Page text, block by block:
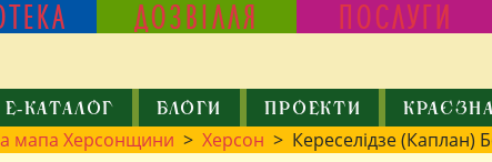
ДОЗВІЛЛЯ ПОСЛУГИ
Е-КАТАЛОГ БЛОГИ ПРОЕКТИ
мапа Херсонщини > Херсон > Кереселідзе